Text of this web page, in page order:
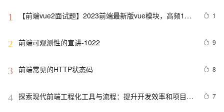
1
【前端vue2面试题】2023前端最新版vue模块，高频17
1
2 前端可观测性的宣讲-1022 9
3 前端常见的HTTP状态码 8
4 探索现代前端工程化工具与流程：提升开发效率和项目质
7